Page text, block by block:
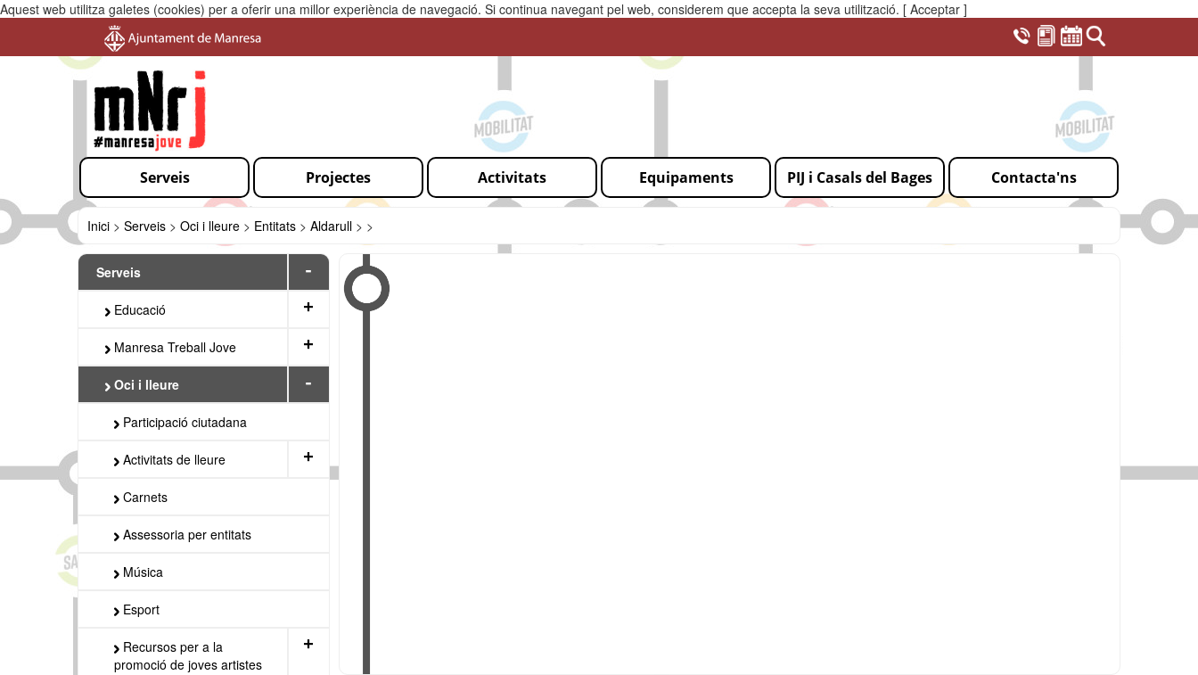
Aquest web utilitza galetes (cookies) per a oferir una millor experiència de navegació. Si continua navegant pel web, considerem que accepta la seva utilització. [ Acceptar ]
Serveis Projectes Activitats Equipaments PIJ i Casals del Bages Contacta'ns
Inici > Serveis > Oci i lleure > Entitats > Aldarull > >
Serveis -
Educació +
Manresa Treball Jove +
Oci i lleure -
Participació ciutadana
Activitats de lleure +
Carnets
Assessoria per entitats
Música
Esport
Recursos per a la
promoció de joves artistes
+